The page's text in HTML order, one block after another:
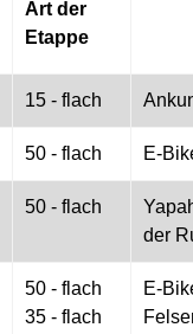
Art der
Etappe
15 - flach
50 - flach E-
50 - flach
der
50 - flach
35 - flach
E-